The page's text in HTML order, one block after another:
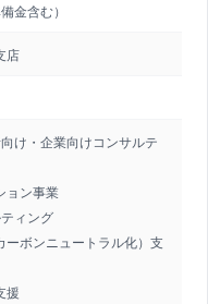
金含む）
店
け・企業向けコンサルテ
ョン事業
ィング
ーボンニュートラル化）支
援